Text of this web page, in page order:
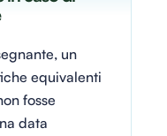
un
equivalenti
fosse
data